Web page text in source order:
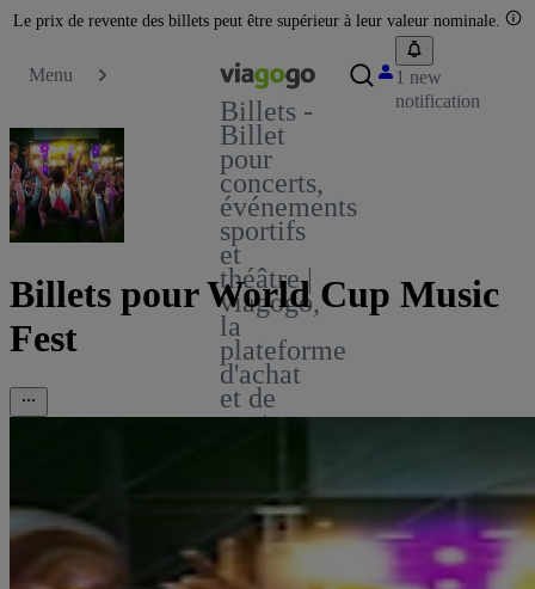
Le prix de revente des billets peut être supérieur à leur valeur nominale.
Menu
Billets -
Billet
pour
concerts,
événements
sportifs
et
théâtre |
viagogo,
la
plateforme
d'achat
et de
vente
1 new
notification
Billets pour World Cup Music
Fest